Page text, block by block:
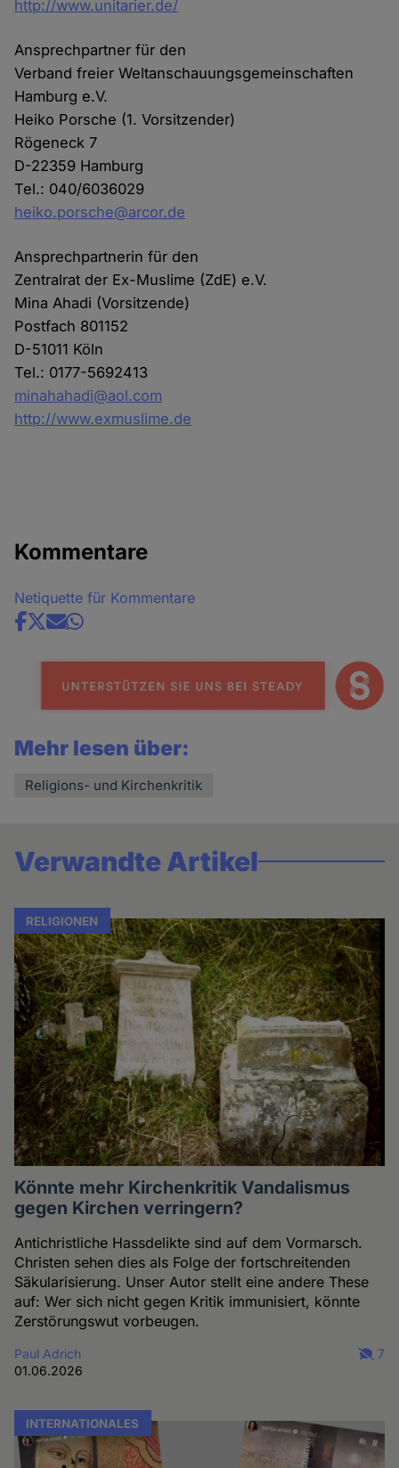
http://www.unitarier.de/
Ansprechpartner für den
Verband freier Weltanschauungsgemeinschaften
Hamburg e.V.
Heiko Porsche (1. Vorsitzender)
Rögeneck 7
D-22359 Hamburg
Tel.: 040/6036029
heiko.porsche@arcor.de
Ansprechpartnerin für den
Zentralrat der Ex-Muslime (ZdE) e.V.
Mina Ahadi (Vorsitzende)
Postfach 801152
D-51011 Köln
Tel.: 0177-5692413
minahahadi@aol.com
http://www.exmuslime.de
Kommentare
Netiquette für Kommentare
Share
news
Mehr lesen über:
Religions- und Kirchenkritik
Verwandte Artikel
RELIGIONEN
Könnte mehr Kirchenkritik Vandalismus
gegen Kirchen verringern?
Antichristliche Hassdelikte sind auf dem Vormarsch.
Christen sehen dies als Folge der fortschreitenden
Säkularisierung. Unser Autor stellt eine andere These
auf: Wer sich nicht gegen Kritik immunisiert, könnte
Zerstörungswut vorbeugen.
Paul Adrich
01.06.2026
7
INTERNATIONALES